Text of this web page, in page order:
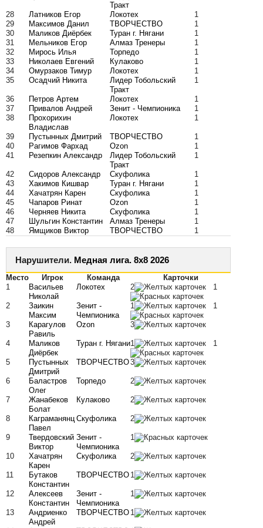
Тракт
28 Латников Егор Локотех
1
29
Максимов Данил ТВОРЧЕСТВО
1
30
Маликов Диёрбек Туран г. Нягани
1
31
Мельников Егор Алмаз Тренеры
1
32
Мирось Илья Торпедо
1
33
Николаев Евгений Кулаково
1
34
Омурзаков Тимур Локотех
1
35
Осадчий Никита
Лидер Тобольский
Тракт
1
36 Петров Артем Локотех
1
37
Привалов Андрей Зенит - Чемпионика
1
38
Прохорихин
Владислав
Локотех 1
39 Пустынных Дмитрий ТВОРЧЕСТВО
1
40
Рагимов Фархад Ozon
1
41
Резепкин Александр
Лидер Тобольский
Тракт
1
42 Сидоров Александр Скуфолика
1
43
Хакимов Кишвар Туран г. Нягани
1
44
Хачатрян Карен Скуфолика
1
45
Чапаров Ринат Ozon
1
46
Черняев Никита Скуфолика
1
47
Шульгин Константин Алмаз Тренеры
1
48
Ямщиков Виктор ТВОРЧЕСТВО 1
Нарушители. Медная лига. 8x8 2026
Место Игрок Команда
Карточки
1
Васильев
Николай
Локотех 2 1
2
Заикин
Максим
Зенит -
Чемпионика
1 1
3
Карагулов
Равиль
Ozon 3
4
Маликов
Диёрбек
Туран г. Нягани1 1
5
Пустынных
Дмитрий
ТВОРЧЕСТВО3
6
Баластров
Олег
Торпедо 2
7
Жанабеков
Болат
Кулаково 2
8
Каграманянц
Павел
Скуфолика 2
9
Твердовский
Виктор
Зенит -
Чемпионика
1
10
Хачатрян
Карен
Скуфолика 2
11
Бутаков
Константин
ТВОРЧЕСТВО 1
12
Алексеев
Константин
Зенит -
Чемпионика
1
13
Андриенко
Андрей
ТВОРЧЕСТВО 1